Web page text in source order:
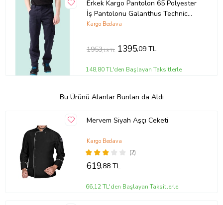
Erkek Kargo Pantolon 65 Polyester
İş Pantolonu Galanthus Technic
Cepli Rahat Kalıp (Lacivert)
Kargo Bedava
1953,13 TL 1395,09 TL
148,80 TL'den Başlayan Taksitlerle
Bu Ürünü Alanlar Bunları da Aldı
Mervem Siyah Aşçı Ceketi
(2)
Kargo Bedava
619,88 TL
66,12 TL'den Başlayan Taksitlerle